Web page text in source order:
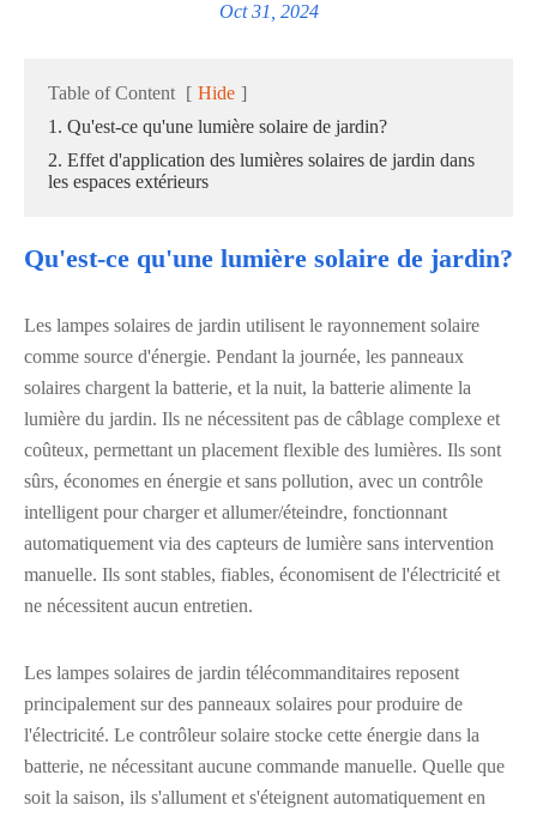
Oct 31, 2024
Table of Content [ Hide ]
1. Qu'est-ce qu'une lumière solaire de jardin?
2. Effet d'application des lumières solaires de jardin dans
les espaces extérieurs
Qu'est-ce qu'une lumière solaire de jardin?
Les lampes solaires de jardin utilisent le rayonnement solaire
comme source d'énergie. Pendant la journée, les panneaux
solaires chargent la batterie, et la nuit, la batterie alimente la
lumière du jardin. Ils ne nécessitent pas de câblage complexe et
coûteux, permettant un placement flexible des lumières. Ils sont
sûrs, économes en énergie et sans pollution, avec un contrôle
intelligent pour charger et allumer/éteindre, fonctionnant
automatiquement via des capteurs de lumière sans intervention
manuelle. Ils sont stables, fiables, économisent de l'électricité et
ne nécessitent aucun entretien.
Les lampes solaires de jardin télécommanditaires reposent
principalement sur des panneaux solaires pour produire de
l'électricité. Le contrôleur solaire stocke cette énergie dans la
batterie, ne nécessitant aucune commande manuelle. Quelle que
soit la saison, ils s'allument et s'éteignent automatiquement en